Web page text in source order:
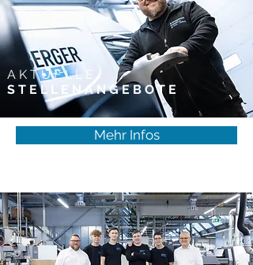
AKTUELLE
STELLENANGEBOTE
Mehr Infos